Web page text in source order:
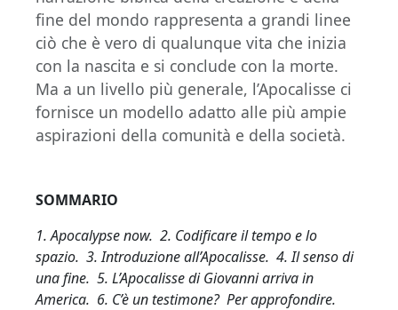
fine del mondo rappresenta a grandi linee
ciò che è vero di qualunque vita che inizia
con la nascita e si conclude con la morte.
Ma a un livello più generale, l’Apocalisse ci
fornisce un modello adatto alle più ampie
aspirazioni della comunità e della società.
SOMMARIO
1. Apocalypse now. 2. Codificare il tempo e lo
spazio. 3. Introduzione all’Apocalisse. 4. Il senso di
una fine. 5. L’Apocalisse di Giovanni arriva in
America. 6. C’è un testimone? Per approfondire.